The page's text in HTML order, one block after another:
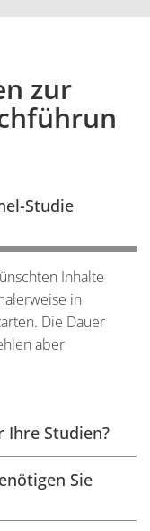
zur
Studie
Inhalte
in
Die Dauer
aber
Ihre Studien?
Sie